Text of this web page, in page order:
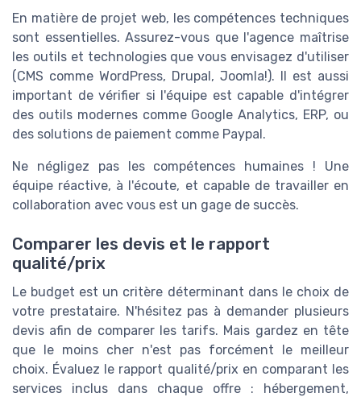
En matière de projet web, les compétences techniques
sont essentielles. Assurez-vous que l'agence maîtrise
les outils et technologies que vous envisagez d'utiliser
(CMS comme WordPress, Drupal, Joomla!). Il est aussi
important de vérifier si l'équipe est capable d'intégrer
des outils modernes comme Google Analytics, ERP, ou
des solutions de paiement comme Paypal.
Ne négligez pas les compétences humaines ! Une
équipe réactive, à l'écoute, et capable de travailler en
collaboration avec vous est un gage de succès.
Comparer les devis et le rapport
qualité/prix
Le budget est un critère déterminant dans le choix de
votre prestataire. N'hésitez pas à demander plusieurs
devis afin de comparer les tarifs. Mais gardez en tête
que le moins cher n'est pas forcément le meilleur
choix. Évaluez le rapport qualité/prix en comparant les
services inclus dans chaque offre : hébergement,